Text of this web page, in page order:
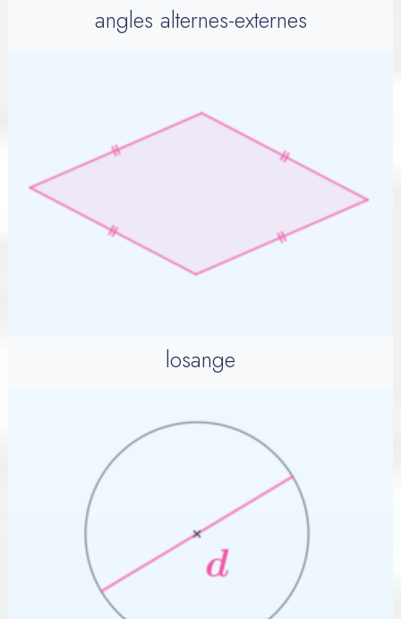
angles alternes-externes
losange